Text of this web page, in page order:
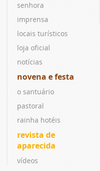
senhora
imprensa
locais turísticos
loja oficial
notícias
novena e festa
o santuário
pastoral
rainha hotéis
revista de
aparecida
vídeos